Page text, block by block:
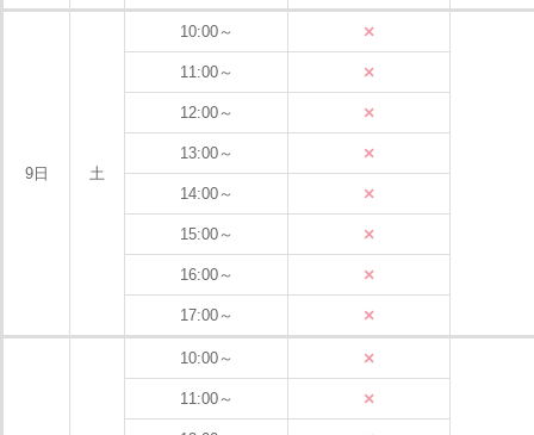
9日 土
10:00～ ×
11:00～ ×
12:00～ ×
13:00～ ×
14:00～ ×
15:00～ ×
16:00～ ×
17:00～ ×
10:00～ ×
11:00～ ×